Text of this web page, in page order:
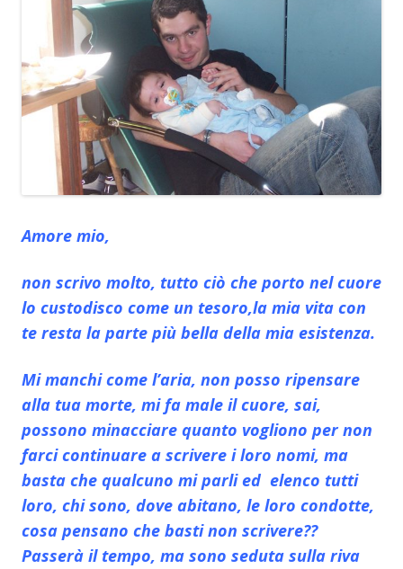
Amore mio,
non scrivo molto, tutto ciò che porto nel cuore
lo custodisco come un tesoro,la mia vita con
te resta la parte più bella della mia esistenza.
Mi manchi come l’aria, non posso ripensare
alla tua morte, mi fa male il cuore, sai,
possono minacciare quanto vogliono per non
farci continuare a scrivere i loro nomi, ma
basta che qualcuno mi parli ed elenco tutti
loro, chi sono, dove abitano, le loro condotte,
cosa pensano che basti non scrivere??
Passerà il tempo, ma sono seduta sulla riva